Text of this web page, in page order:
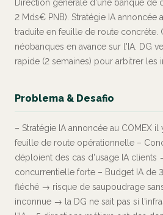
Direction générale d'une banque de
2 Mds€ PNB). Stratégie IA annoncée
traduite en feuille de route concrète.
néobanques en avance sur l'IA. DG
rapide (2 semaines) pour arbitrer les
Problema & Desafio
– Stratégie IA annoncée au COMEX
feuille de route opérationnelle –
déploient des cas d'usage IA clients
concurrentielle forte – Budget IA de
fléché → risque de saupoudrage
inconnue → la DG ne sait pas si